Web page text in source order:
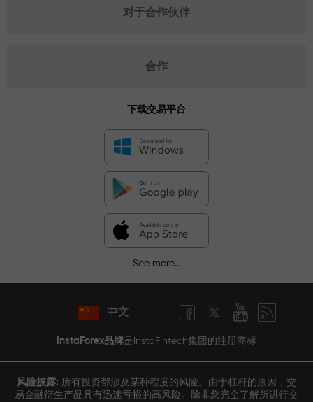
对于合作伙伴
合作
下载交易平台
See more...
中文
InstaForex品牌是InstaFintech集团的注册商标
风险披露: 所有投资都涉及某种程度的风险。由于杠杆的原因，交
易金融衍生产品具有迅速亏损的高风险。除非您完全了解所进行交